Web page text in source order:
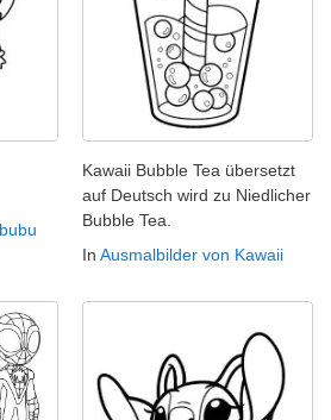
Kawaii Bubble Tea übersetzt
auf Deutsch wird zu Niedlicher
Bubble Tea.
In Ausmalbilder von Kawaii